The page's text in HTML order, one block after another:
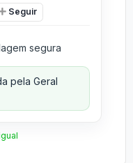
Seguir
segura
pela Geral